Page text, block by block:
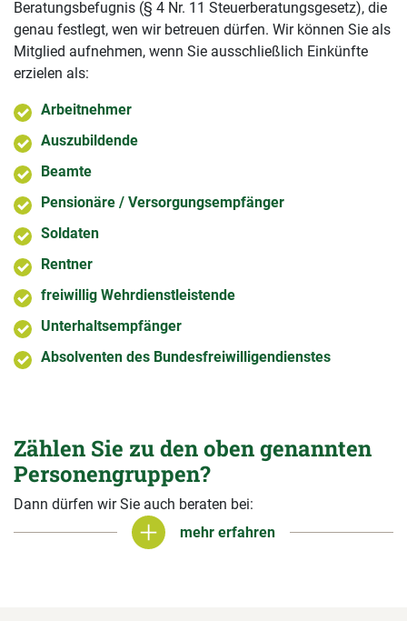
Beratungsbefugnis (§ 4 Nr. 11 Steuerberatungsgesetz), die
genau festlegt, wen wir betreuen dürfen. Wir können Sie als
Mitglied aufnehmen, wenn Sie ausschließlich Einkünfte
erzielen als:
Arbeitnehmer
Auszubildende
Beamte
Pensionäre / Versorgungsempfänger
Soldaten
Rentner
freiwillig Wehrdienstleistende
Unterhaltsempfänger
Absolventen des Bundesfreiwilligendienstes
Zählen Sie zu den oben genannten
Personengruppen?
Dann dürfen wir Sie auch beraten bei:
mehr erfahren
mehr erfahren